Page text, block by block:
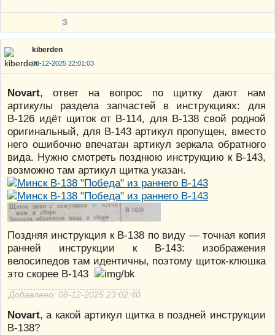
3
kiberden
08-12-2025 22:01:03
Novart, ответ на вопрос по щитку дают нам
артикулы раздела запчастей в инструкциях: для
В-126 идёт щиток от В-114, для В-138 свой родной
оригинальный, для В-143 артикул пропущен, вместо
него ошибочно впечатан артикул зеркала обратного
вида. Нужно смотреть позднюю инструкцию к В-143,
возможно там артикул щитка указан.
Поздняя инструкция к В-138 по виду — точная копия
ранней инструкции к В-143: изображения
велосипедов там идентичны, поэтому щиток-клюшка
это скорее В-143
Добавлено: 08-12-2025 23:02:40
Novart, а какой артикул щитка в поздней инструкции
В-138?